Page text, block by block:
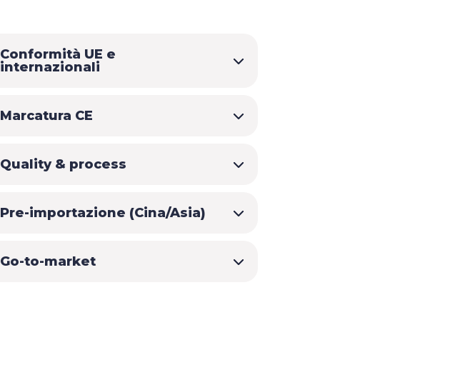
Conformità UE e
internazionali
Marcatura CE
Quality & process
Pre-importazione (Cina/Asia)
Go-to-market